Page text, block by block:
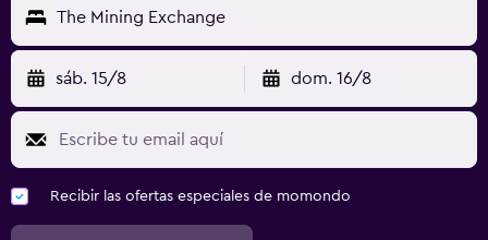
The Mining Exchange
sáb. 15/8 dom. 16/8
Recibir las ofertas especiales de momondo